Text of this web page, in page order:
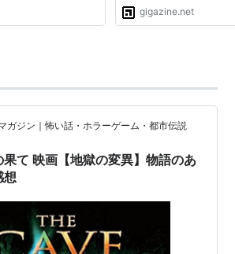
gigazine.net
ガジン｜怖い話・ホラーゲーム・都市伝説
て 映画【地獄の変異】物語のあ
想